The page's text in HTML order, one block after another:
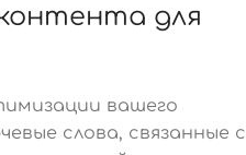
для
вашего
слова, связанные с